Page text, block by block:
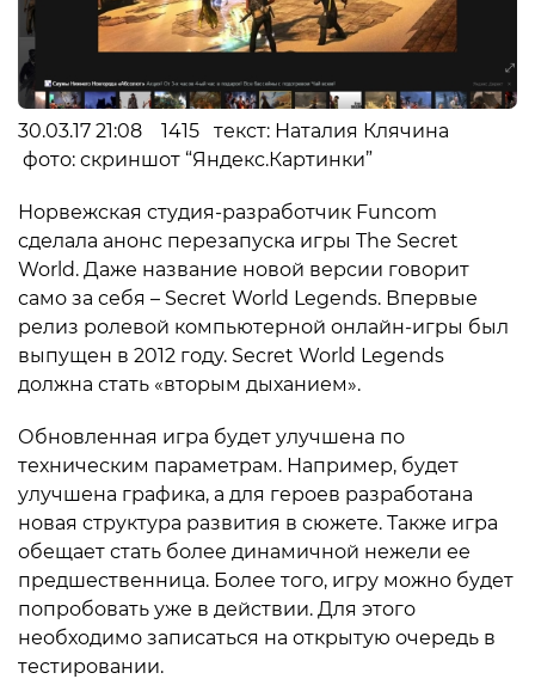
30.03.17 21:08 1415 текст: Наталия Клячина
фото: скриншот “Яндекс.Картинки”
Норвежская студия-разработчик Funcom
сделала анонс перезапуска игры The Secret
World. Даже название новой версии говорит
само за себя – Secret World Legends. Впервые
релиз ролевой компьютерной онлайн-игры был
выпущен в 2012 году. Secret World Legends
должна стать «вторым дыханием».
Обновленная игра будет улучшена по
техническим параметрам. Например, будет
улучшена графика, а для героев разработана
новая структура развития в сюжете. Также игра
обещает стать более динамичной нежели ее
предшественница. Более того, игру можно будет
попробовать уже в действии. Для этого
необходимо записаться на открытую очередь в
тестировании.